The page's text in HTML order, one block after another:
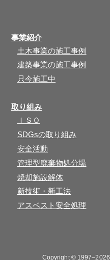
事業紹介
土木事業の施工事例
建築事業の施工事例
只今施工中
取り組み
ＩＳＯ
SDGsの取り組み
安全活動
管理型廃棄物処分場
焼却施設解体
新技術・新工法
アスベスト安全処理
Copyright © 1997–2026